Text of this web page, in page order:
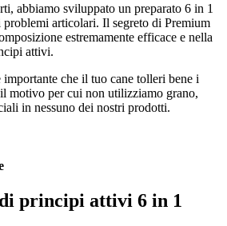
abbiamo sviluppato un preparato 6 in 1
articolari. Il segreto di Premium
estremamente efficace e nella
attivi.
che il tuo cane tolleri bene i
motivo per cui non utilizziamo grano,
in nessuno dei nostri prodotti.
principi attivi 6 in 1